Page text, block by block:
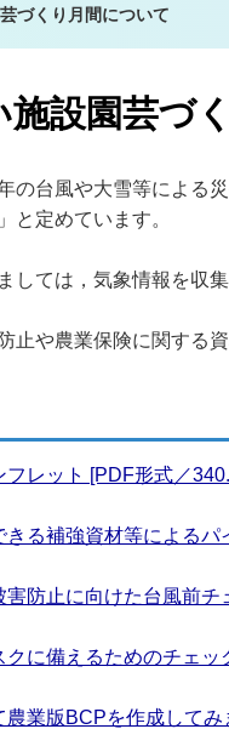
づくり月間について
施設園芸づ
の台風や大雪等による
と定めています。
しては，気象情報を収
止や農業保険に関する
レット [PDF形式／
きる補強資材等による
害防止に向けた台風前
に備えるためのチェ
業版BCPを作成して